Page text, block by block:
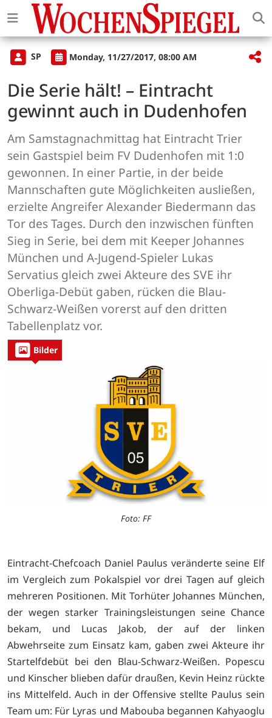
SP Monday, 11/27/2017, 08:00 AM
Die Serie hält! – Eintracht
gewinnt auch in Dudenhofen
Am Samstagnachmittag hat Eintracht Trier
sein Gastspiel beim FV Dudenhofen mit 1:0
gewonnen. In einer Partie, in der beide
Mannschaften gute Möglichkeiten ausließen,
erzielte Angreifer Alexander Biedermann das
Tor des Tages. Durch den inzwischen fünften
Sieg in Serie, bei dem mit Keeper Johannes
München und A-Jugend-Spieler Lukas
Servatius gleich zwei Akteure des SVE ihr
Oberliga-Debüt gaben, rücken die Blau-
Schwarz-Weißen vorerst auf den dritten
Tabellenplatz vor.
Bilder
Foto: FF
Eintracht-Chefcoach Daniel Paulus veränderte seine Elf
im Vergleich zum Pokalspiel vor drei Tagen auf gleich
mehreren Positionen. Mit Torhüter Johannes München,
der wegen starker Trainingsleistungen seine Chance
bekam, und Lucas Jakob, der auf der linken
Abwehrseite zum Einsatz kam, gaben zwei Akteure ihr
Startelfdebüt bei den Blau-Schwarz-Weißen. Popescu
und Kinscher blieben dafür draußen, Kevin Heinz rückte
ins Mittelfeld. Auch in der Offensive stellte Paulus sein
Team um: Für Lyras und Mabouba begannen Kahyaoglu